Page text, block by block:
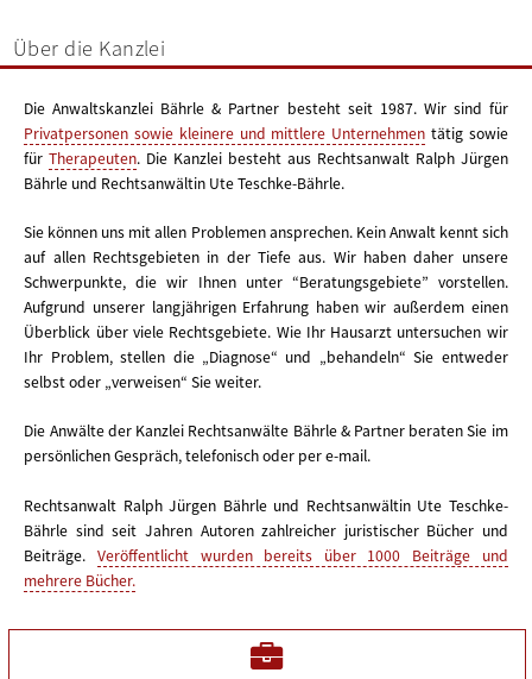
Über die Kanzlei
Die Anwaltskanzlei Bährle & Partner besteht seit 1987. Wir sind für
Privatpersonen sowie kleinere und mittlere Unternehmen tätig sowie
fürTherapeuten. Die Kanzlei besteht aus Rechtsanwalt Ralph Jürgen
Bährle und Rechtsanwältin Ute Teschke-Bährle.
Sie können uns mit allen Problemen ansprechen. Kein Anwalt kennt sich
auf allen Rechtsgebieten in der Tiefe aus. Wir haben daher unsere
Schwerpunkte, die wir Ihnen unter “Beratungsgebiete” vorstellen.
Aufgrund unserer langjährigen Erfahrung haben wir außerdem einen
Überblick über viele Rechtsgebiete. Wie Ihr Hausarzt untersuchen wir
Ihr Problem, stellen die „Diagnose“ und „behandeln“ Sie entweder
selbst oder „verweisen“ Sie weiter.
Die Anwälte der Kanzlei Rechtsanwälte Bährle & Partner beraten Sie im
persönlichen Gespräch, telefonisch oder per e-mail.
Rechtsanwalt Ralph Jürgen Bährle und Rechtsanwältin Ute Teschke-
Bährle sind seit Jahren Autoren zahlreicher juristischer Bücher und
Beiträge. Veröffentlicht wurden bereits über 1000 Beiträge und
mehrere Bücher.